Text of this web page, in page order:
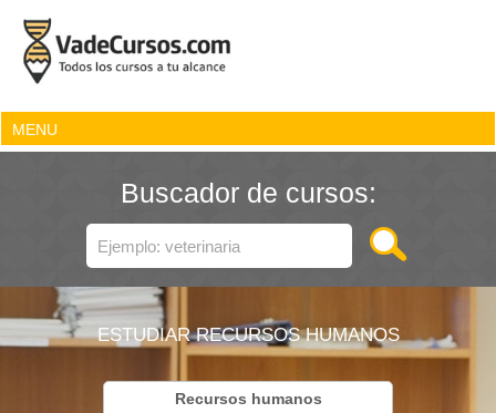
MENU
Buscador de cursos:
ESTUDIAR RECURSOS HUMANOS
Recursos humanos